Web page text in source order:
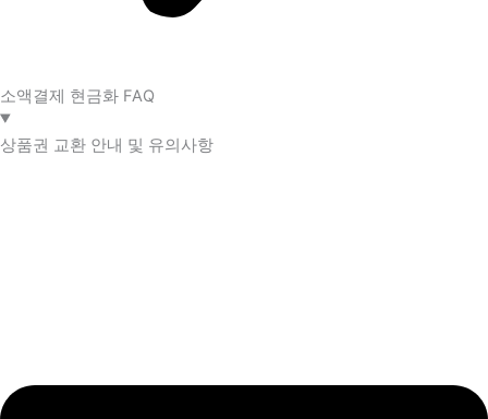
소액결제 현금화 FAQ​
상품권 교환 안내 및 유의사항